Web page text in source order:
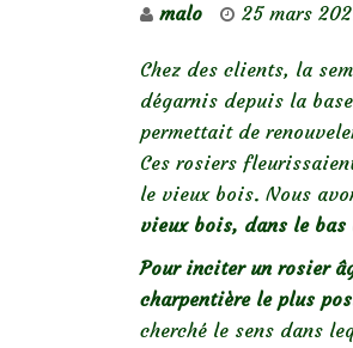
malo 25 mars
Chez des clients, la
dégarnis depuis la
permettait de
Ces rosiers
le vieux bois. Nous
vieux bois, dans le
Pour inciter un rosier
charpentière le plus
cherché le sens dans